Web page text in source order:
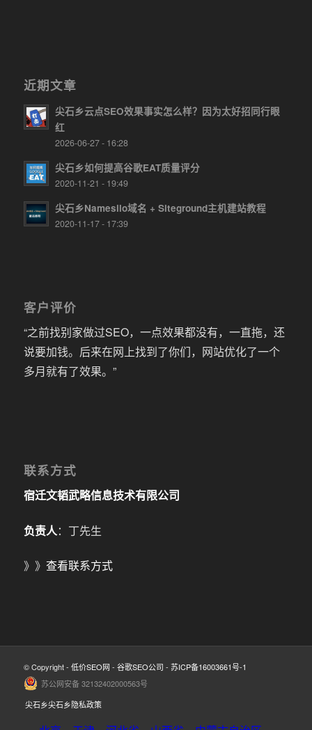
近期文章
尖石乡云点SEO效果事实怎么样？因为太好招同行眼
红
2026-06-27 - 16:28
尖石乡如何提高谷歌EAT质量评分
2020-11-21 - 19:49
尖石乡Namesilo域名 + Siteground主机建站教程
2020-11-17 - 17:39
客户评价
“之前找别家做过SEO，一点效果都没有，一直拖，还
说要加钱。后来在网上找到了你们，网站优化了一个
多月就有了效果。”
联系方式
宿迁文韬武略信息技术有限公司
负责人：丁先生
》》 查看联系方式
© Copyright - 低价SEO网 - 谷歌SEO公司 - 苏ICP备16003661号-1
苏公网安备 32132402000563号
尖石乡尖石乡隐私政策